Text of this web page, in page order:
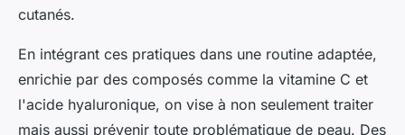
cutanés.
En intégrant ces pratiques dans une routine adaptée,
enrichie par des composés comme la vitamine C et
l'acide hyaluronique, on vise à non seulement traiter
mais aussi prévenir toute problématique de peau. Des